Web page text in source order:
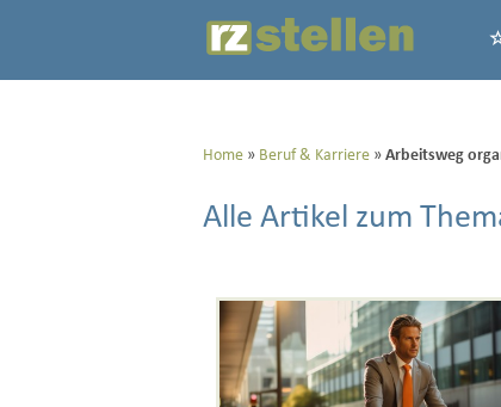
Home Beruf & Karriere Arbeitsweg
Alle Artikel zum